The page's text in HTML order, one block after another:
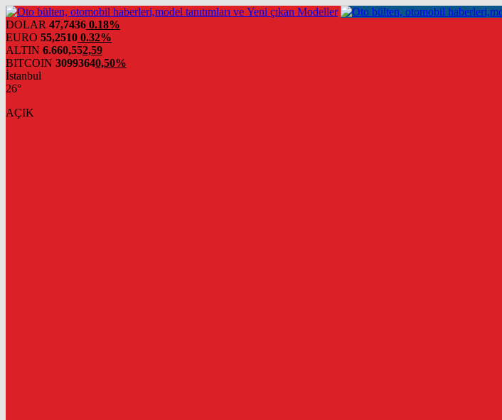
DOLAR 47,7436 0.18%
EURO 55,2510 0.32%
ALTIN 6.660,552,59
BITCOIN 30993640,50%
İstanbul
26°
AÇIK